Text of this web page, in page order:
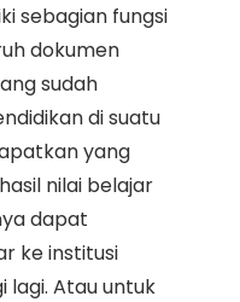
sebagian fungsi
dokumen
sudah
di suatu
yang
nilai belajar
dapat
ke institusi
lagi. Atau untuk